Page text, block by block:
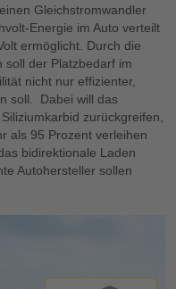
Gleichstromwandler
Energie im Auto verteilt
ermöglicht. Durch die
soll der Platzbedarf im
nicht nur effizienter,
soll. Dabei will das
zurückgreifen,
als 95 Prozent verleihen
bidirektionale Laden
Autohersteller sollen